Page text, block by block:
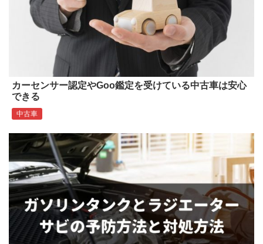
カーセンサー認定やGoo鑑定を受けている中古車は安心
できる
中古車